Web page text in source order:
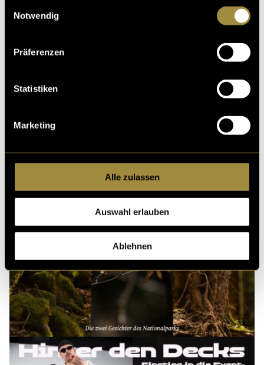
Notwendig
Präferenzen
Statistiken
Marketing
Alle zulassen
Auswahl erlauben
Ablehnen